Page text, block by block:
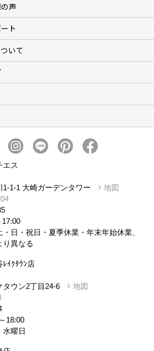
声
ト
いて
ついて (5)
ーム
エス
1-1-1 大崎ガーデンタワー
地図
17:00
・日・祝日・夏季休業・年末年始休業、
り異なる
ﾚｲｸﾀｳﾝ店
タウン2丁目24-6
地図
18:00
水曜日